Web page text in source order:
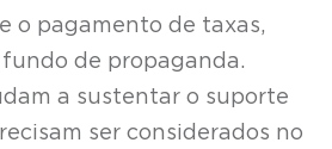
o pagamento de taxas,
de propaganda.
a sustentar o suporte
ser considerados no